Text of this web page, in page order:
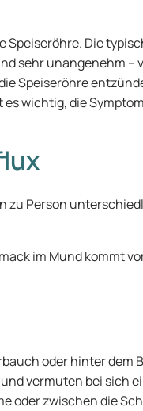
Speiseröhre. Die
sehr unangenehm –
Speiseröhre
wichtig, die
zu Person
im Mund kommt
oder hinter dem
vermuten bei sich
oder zwischen die